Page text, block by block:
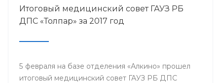
Итоговый медицинский совет ГАУЗ РБ
ДПС «Толпар» за 2017 год
5 февраля на базе отделения «Алкино» прошел
итоговый медицинский совет ГАУЗ РБ ДПС